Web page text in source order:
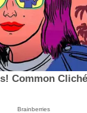
Common
Brainberries